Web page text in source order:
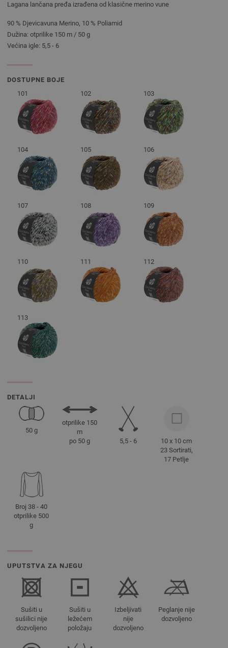
Lagana lančana pređa izrađena od klasične merino vune
90 % Djevicavuna Merino, 10 % Poliamid
Dužina: otprilike 150 m / 50 g
Većina igle: 5,5 - 6
DOSTUPNE BOJE
101
102 103
104 105 106
107 108 109
110 111 112
113
DETALJI
50 g
otprilike 150
m
po 50 g
5,5 - 6
10 x 10 cm
23 Sortirati,
17 Petlje
Broj 38 - 40
otprilike 500
g
UPUTSTVA ZA NJEGU
Sušiti u
sušilici nije
dozvoljeno
Sušiti u
ležećem
položaju
Izbeljivati
nije
dozvoljeno
Peglanje nije
dozvoljeno